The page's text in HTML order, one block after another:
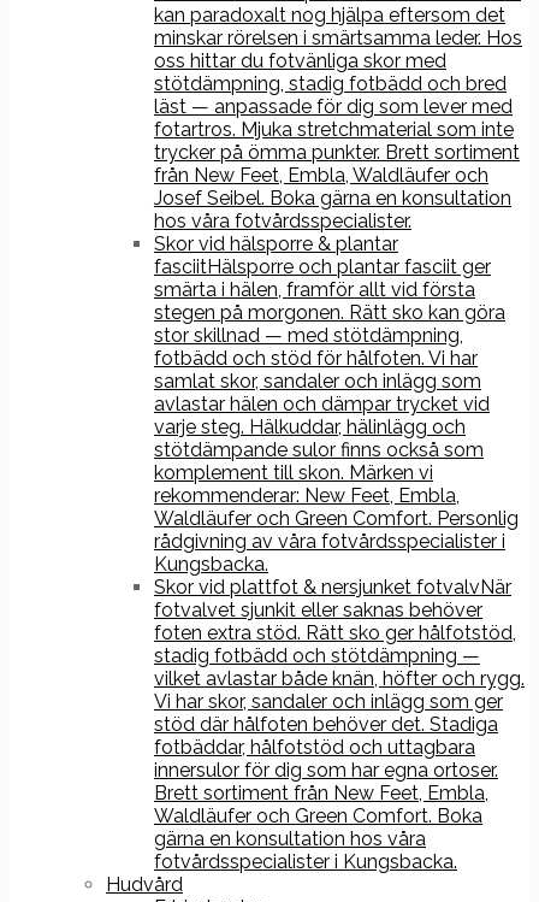
kan paradoxalt nog hjälpa eftersom det
minskar rörelsen i smärtsamma leder. Hos
oss hittar du fotvänliga skor med
stötdämpning, stadig fotbädd och bred
läst — anpassade för dig som lever med
fotartros. Mjuka stretchmaterial som inte
trycker på ömma punkter. Brett sortiment
från New Feet, Embla, Waldläufer och
Josef Seibel. Boka gärna en konsultation
hos våra fotvårdsspecialister.
Skor vid hälsporre & plantar
fasciitHälsporre och plantar fasciit ger
smärta i hälen, framför allt vid första
stegen på morgonen. Rätt sko kan göra
stor skillnad — med stötdämpning,
fotbädd och stöd för hålfoten. Vi har
samlat skor, sandaler och inlägg som
avlastar hälen och dämpar trycket vid
varje steg. Hälkuddar, hälinlägg och
stötdämpande sulor finns också som
komplement till skon. Märken vi
rekommenderar: New Feet, Embla,
Waldläufer och Green Comfort. Personlig
rådgivning av våra fotvårdsspecialister i
Kungsbacka.
Skor vid plattfot & nersjunket fotvalvNär
fotvalvet sjunkit eller saknas behöver
foten extra stöd. Rätt sko ger hålfotstöd,
stadig fotbädd och stötdämpning —
vilket avlastar både knän, höfter och rygg.
Vi har skor, sandaler och inlägg som ger
stöd där hålfoten behöver det. Stadiga
fotbäddar, hålfotstöd och uttagbara
innersulor för dig som har egna ortoser.
Brett sortiment från New Feet, Embla,
Waldläufer och Green Comfort. Boka
gärna en konsultation hos våra
fotvårdsspecialister i Kungsbacka.
Hudvård